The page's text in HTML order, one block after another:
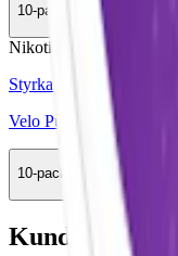
10-pack
359,90 kr
Nikotinfri
Styrka Nikotinfri · Slim
Velo Purple Grape Zero
10-pack
369,90 kr
Kundservice